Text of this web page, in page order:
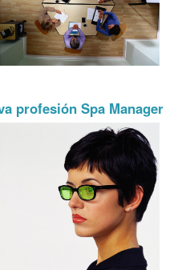
profesión Spa Manager